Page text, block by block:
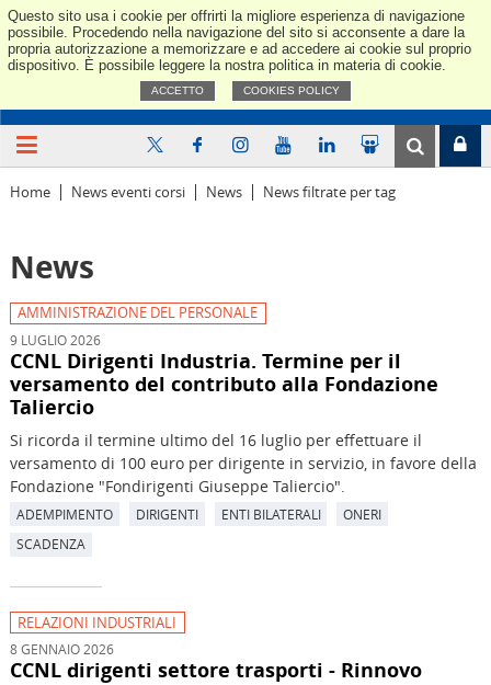
Questo sito usa i cookie per offrirti la migliore esperienza di navigazione
possibile. Procedendo nella navigazione del sito si acconsente a dare la
propria autorizzazione a memorizzare e ad accedere ai cookie sul proprio
dispositivo. È possibile leggere la nostra politica in materia di cookie.
ACCETTO COOKIES POLICY
Home News eventi corsi News News filtrate per tag
News
AMMINISTRAZIONE DEL PERSONALE
9 LUGLIO 2026
CCNL Dirigenti Industria. Termine per il
versamento del contributo alla Fondazione
Taliercio
Si ricorda il termine ultimo del 16 luglio per effettuare il
versamento di 100 euro per dirigente in servizio, in favore della
Fondazione "Fondirigenti Giuseppe Taliercio".
ADEMPIMENTO DIRIGENTI ENTI BILATERALI
ONERI
SCADENZA
RELAZIONI INDUSTRIALI
8 GENNAIO 2026
CCNL dirigenti settore trasporti - Rinnovo